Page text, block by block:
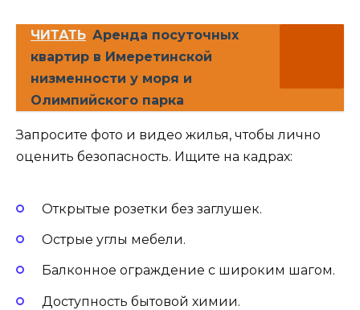
ЧИТАТЬ Аренда посуточных
квартир в Имеретинской
низменности у моря и
Олимпийского парка
Запросите фото и видео жилья, чтобы лично
оценить безопасность. Ищите на кадрах:
Открытые розетки без заглушек.
Острые углы мебели.
Балконное ограждение с широким шагом.
Доступность бытовой химии.